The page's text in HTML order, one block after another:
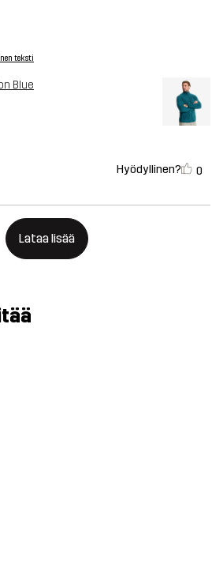
teksti
Blue
Hyödyllinen? 0
Lataa lisää